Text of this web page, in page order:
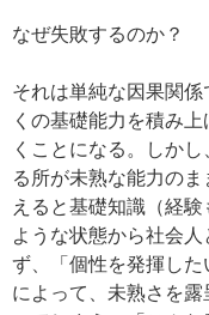
なぜ失敗するのか？
それは単純な因果関
くの基礎能力を積み
くことになる。しか
る所が未熟な能力の
えると基礎知識（経
ような状態から社会
ず、「個性を発揮し
によって、未熟さを